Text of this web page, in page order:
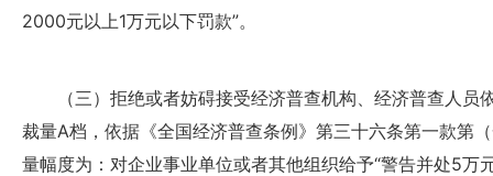
2000元以上1万元以下罚款”。
（三）拒绝或者妨碍接受经济普查机构、经济普查人员
裁量A档，依据《全国经济普查条例》第三十六条第一款第
量幅度为：对企业事业单位或者其他组织给予“警告并处5万